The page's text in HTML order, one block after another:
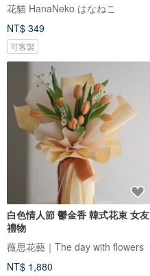
花貓 HanaNeko はなねこ
NT$ 349
可客製
白色情人節 鬱金香 韓式花束 女友
禮物
薇思花藝｜The day with flowers
NT$ 1,880